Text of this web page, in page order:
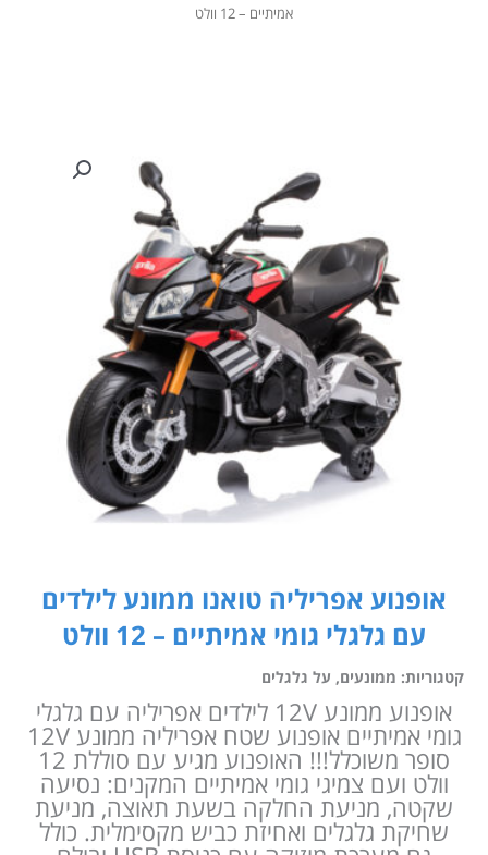
אמיתיים – 12 וולט
אופנוע אפריליה טואנו ממונע לילדים
עם גלגלי גומי אמיתיים – 12 וולט
קטגוריות: ממונעים, על גלגלים
אופנוע ממונע 12V לילדים אפריליה עם גלגלי
גומי אמיתיים אופנוע שטח אפריליה ממונע 12V
סופר משוכלל!!! האופנוע מגיע עם סוללת 12
וולט ועם צמיגי גומי אמיתיים המקנים: נסיעה
שקטה, מניעת החלקה בשעת תאוצה, מניעת
שחיקת גלגלים ואחיזת כביש מקסימלית. כולל